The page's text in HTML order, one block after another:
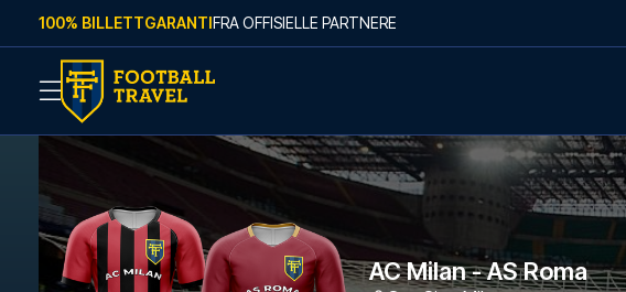
Skip to content
100% BILLETTGARANTIFRA OFFISIELLE PARTNERE
AC Milan - AS Roma